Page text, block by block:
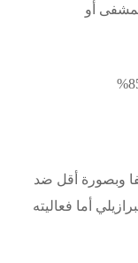
أو
وبصورة أقل ضد
أما فعاليته